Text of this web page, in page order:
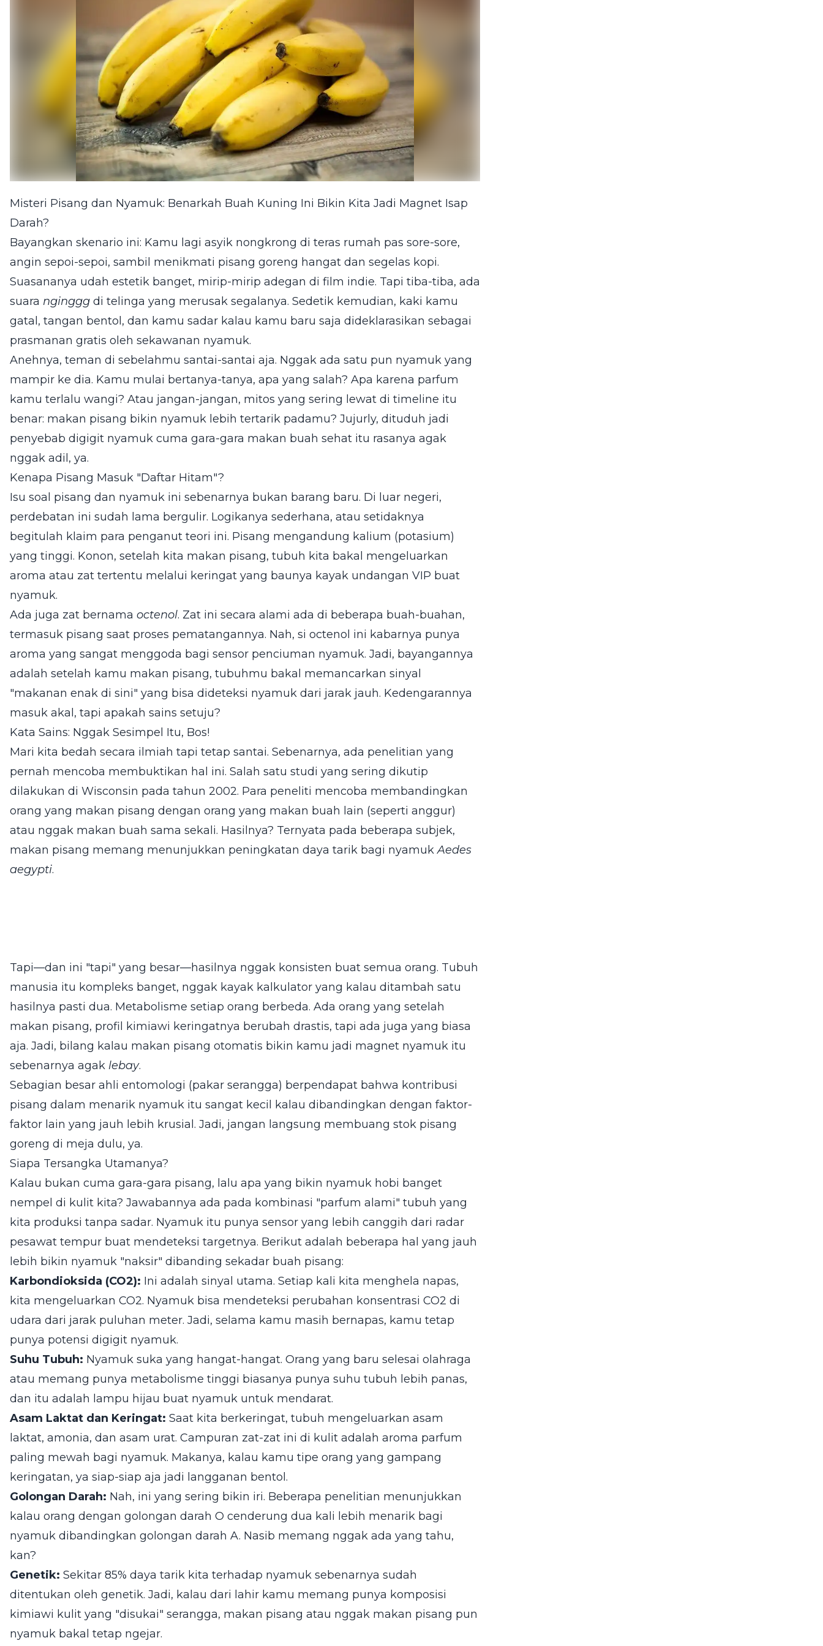
Misteri Pisang dan Nyamuk: Benarkah Buah Kuning Ini Bikin Kita Jadi Magnet Isap
Darah?
Bayangkan skenario ini: Kamu lagi asyik nongkrong di teras rumah pas sore-sore,
angin sepoi-sepoi, sambil menikmati pisang goreng hangat dan segelas kopi.
Suasananya udah estetik banget, mirip-mirip adegan di film indie. Tapi tiba-tiba, ada
suara nginggg di telinga yang merusak segalanya. Sedetik kemudian, kaki kamu
gatal, tangan bentol, dan kamu sadar kalau kamu baru saja dideklarasikan sebagai
prasmanan gratis oleh sekawanan nyamuk.
Anehnya, teman di sebelahmu santai-santai aja. Nggak ada satu pun nyamuk yang
mampir ke dia. Kamu mulai bertanya-tanya, apa yang salah? Apa karena parfum
kamu terlalu wangi? Atau jangan-jangan, mitos yang sering lewat di timeline itu
benar: makan pisang bikin nyamuk lebih tertarik padamu? Jujurly, dituduh jadi
penyebab digigit nyamuk cuma gara-gara makan buah sehat itu rasanya agak
nggak adil, ya.
Kenapa Pisang Masuk "Daftar Hitam"?
Isu soal pisang dan nyamuk ini sebenarnya bukan barang baru. Di luar negeri,
perdebatan ini sudah lama bergulir. Logikanya sederhana, atau setidaknya
begitulah klaim para penganut teori ini. Pisang mengandung kalium (potasium)
yang tinggi. Konon, setelah kita makan pisang, tubuh kita bakal mengeluarkan
aroma atau zat tertentu melalui keringat yang baunya kayak undangan VIP buat
nyamuk.
Ada juga zat bernama octenol. Zat ini secara alami ada di beberapa buah-buahan,
termasuk pisang saat proses pematangannya. Nah, si octenol ini kabarnya punya
aroma yang sangat menggoda bagi sensor penciuman nyamuk. Jadi, bayangannya
adalah setelah kamu makan pisang, tubuhmu bakal memancarkan sinyal
"makanan enak di sini" yang bisa dideteksi nyamuk dari jarak jauh. Kedengarannya
masuk akal, tapi apakah sains setuju?
Kata Sains: Nggak Sesimpel Itu, Bos!
Mari kita bedah secara ilmiah tapi tetap santai. Sebenarnya, ada penelitian yang
pernah mencoba membuktikan hal ini. Salah satu studi yang sering dikutip
dilakukan di Wisconsin pada tahun 2002. Para peneliti mencoba membandingkan
orang yang makan pisang dengan orang yang makan buah lain (seperti anggur)
atau nggak makan buah sama sekali. Hasilnya? Ternyata pada beberapa subjek,
makan pisang memang menunjukkan peningkatan daya tarik bagi nyamukAedes
aegypti.
Tapi—dan ini "tapi" yang besar—hasilnya nggak konsisten buat semua orang. Tubuh
manusia itu kompleks banget, nggak kayak kalkulator yang kalau ditambah satu
hasilnya pasti dua. Metabolisme setiap orang berbeda. Ada orang yang setelah
makan pisang, profil kimiawi keringatnya berubah drastis, tapi ada juga yang biasa
aja. Jadi, bilang kalau makan pisang otomatis bikin kamu jadi magnet nyamuk itu
sebenarnya agak lebay.
Sebagian besar ahli entomologi (pakar serangga) berpendapat bahwa kontribusi
pisang dalam menarik nyamuk itu sangat kecil kalau dibandingkan dengan faktor-
faktor lain yang jauh lebih krusial. Jadi, jangan langsung membuang stok pisang
goreng di meja dulu, ya.
Siapa Tersangka Utamanya?
Kalau bukan cuma gara-gara pisang, lalu apa yang bikin nyamuk hobi banget
nempel di kulit kita? Jawabannya ada pada kombinasi "parfum alami" tubuh yang
kita produksi tanpa sadar. Nyamuk itu punya sensor yang lebih canggih dari radar
pesawat tempur buat mendeteksi targetnya. Berikut adalah beberapa hal yang jauh
lebih bikin nyamuk "naksir" dibanding sekadar buah pisang:
Karbondioksida (CO2): Ini adalah sinyal utama. Setiap kali kita menghela napas,
kita mengeluarkan CO2. Nyamuk bisa mendeteksi perubahan konsentrasi CO2 di
udara dari jarak puluhan meter. Jadi, selama kamu masih bernapas, kamu tetap
punya potensi digigit nyamuk.
Suhu Tubuh: Nyamuk suka yang hangat-hangat. Orang yang baru selesai olahraga
atau memang punya metabolisme tinggi biasanya punya suhu tubuh lebih panas,
dan itu adalah lampu hijau buat nyamuk untuk mendarat.
Asam Laktat dan Keringat: Saat kita berkeringat, tubuh mengeluarkan asam
laktat, amonia, dan asam urat. Campuran zat-zat ini di kulit adalah aroma parfum
paling mewah bagi nyamuk. Makanya, kalau kamu tipe orang yang gampang
keringatan, ya siap-siap aja jadi langganan bentol.
Golongan Darah: Nah, ini yang sering bikin iri. Beberapa penelitian menunjukkan
kalau orang dengan golongan darah O cenderung dua kali lebih menarik bagi
nyamuk dibandingkan golongan darah A. Nasib memang nggak ada yang tahu,
kan?
Genetik: Sekitar 85% daya tarik kita terhadap nyamuk sebenarnya sudah
ditentukan oleh genetik. Jadi, kalau dari lahir kamu memang punya komposisi
kimiawi kulit yang "disukai" serangga, makan pisang atau nggak makan pisang pun
nyamuk bakal tetap ngejar.